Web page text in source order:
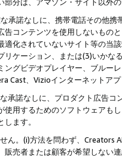
承諾なしに、携帯電話その他
告コンテンツを使用しないもの
適化されていないサイト等の当
リケーション、または(3)いか
ングビデオプレイヤー、ブルー
Cast、Vizioインターネットア
承諾なしに、プロダクト広告
用するためのソフトウェアも
ます。
ん。(i)方法を問わず、Creators
販売者または顧客が希望しない